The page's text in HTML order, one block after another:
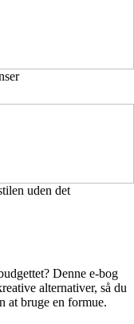
uden det
Denne e-bog
alternativer, så du
at bruge en formue.